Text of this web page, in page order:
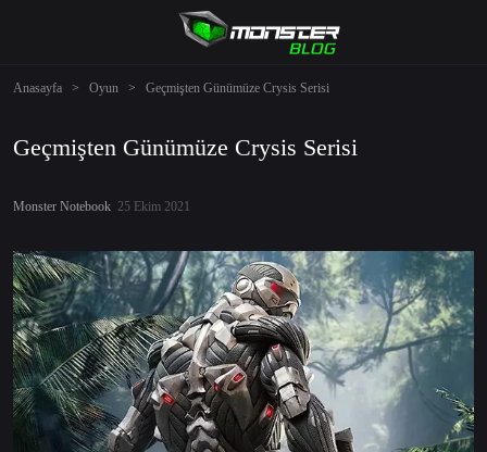
Anasayfa > Oyun > Geçmişten Günümüze Crysis Serisi
Geçmişten Günümüze Crysis Serisi
Monster Notebook 25 Ekim 2021